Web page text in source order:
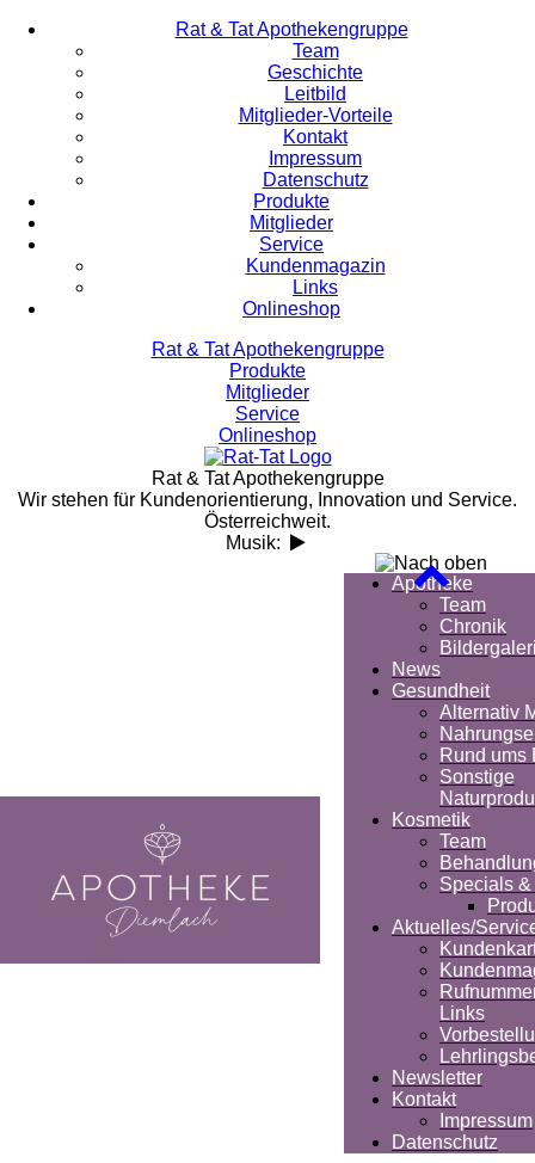
Rat & Tat Apothekengruppe
Team
Geschichte
Leitbild
Mitglieder-Vorteile
Kontakt
Impressum
Datenschutz
Produkte
Mitglieder
Service
Kundenmagazin
Links
Onlineshop
Rat & Tat Apothekengruppe
Produkte
Mitglieder
Service
Onlineshop
Rat & Tat Apothekengruppe
Wir stehen für Kundenorientierung, Innovation und Service.
Österreichweit.
Musik:
Apotheke
Team
Chronik
News
Gesundheit
Alternativ
Rund ums
Sonstige
Kosmetik
Team
Specials
Aktuelles/
Links
Newsletter
Kontakt
Impressum
Datenschutz